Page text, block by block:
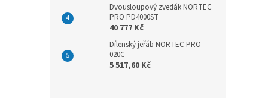
Dvousloupový zvedák NORTEC
PRO PD4000ST
40 777 Kč
Dílenský jeřáb NORTEC PRO
020C
5 517,60 Kč